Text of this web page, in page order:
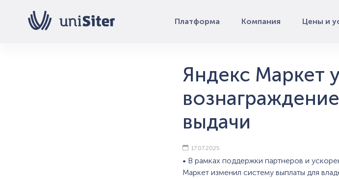
Платформа Компания Цены и
Яндекс Маркет
выдачи
17.07.2025
• В рамках поддержки партнеров и
Маркет изменил систему выплаты для